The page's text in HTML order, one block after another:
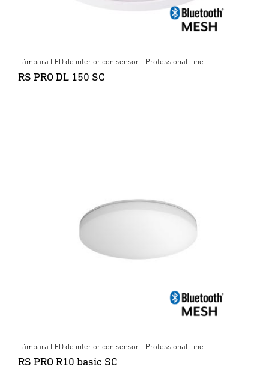
Lámpara LED de interior con sensor - Professional Line
RS PRO DL 150 SC
Lámpara LED de interior con sensor - Professional Line
RS PRO R10 basic SC